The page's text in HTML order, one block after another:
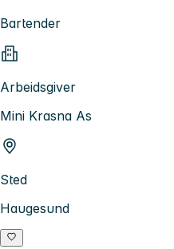
Bartender
Arbeidsgiver
Mini Krasna As
Sted
Haugesund